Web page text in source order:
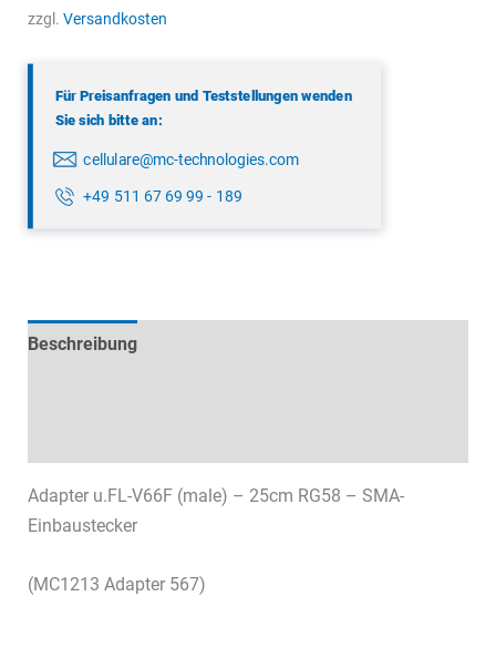
567
zzgl. Versandkosten
Für Preisanfragen und Teststellungen wenden
Sie sich bitte an:
cellulare@mc-technologies.com
+49 511 67 69 99 - 189
Beschreibung
Adapter u.FL-V66F (male) – 25cm RG58 – SMA-
Einbaustecker
(MC1213 Adapter 567)